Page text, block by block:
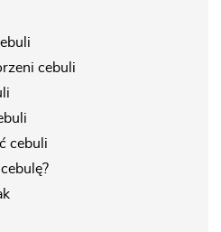
cebuli
cebuli